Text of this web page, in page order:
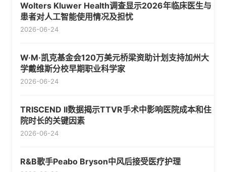
Wolters Kluwer Health调查显示2026年临床医生与
患者对人工智能使用情况及担忧
2026-06-24
W·M·凯克基金会120万美元桥梁资助计划支持加州大
学戴维斯分校早期职业科学家
2026-06-24
TRISCEND II数据揭示TTVR手术中影响医院成本和住
院时长的关键因素
2026-06-24
R&B歌手Peabo Bryson中风后接受医疗护理